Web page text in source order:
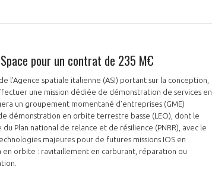
pour un contrat de 235 M€
l’Agence spatiale italienne (ASI) portant sur la conception,
une mission dédiée de démonstration de services en
un groupement momentané d’entreprises (GME)
démonstration en orbite terrestre basse (LEO), dont le
Plan national de relance et de résilience (PNRR), avec le
majeures pour de futures missions IOS en
orbite : ravitaillement en carburant, réparation ou